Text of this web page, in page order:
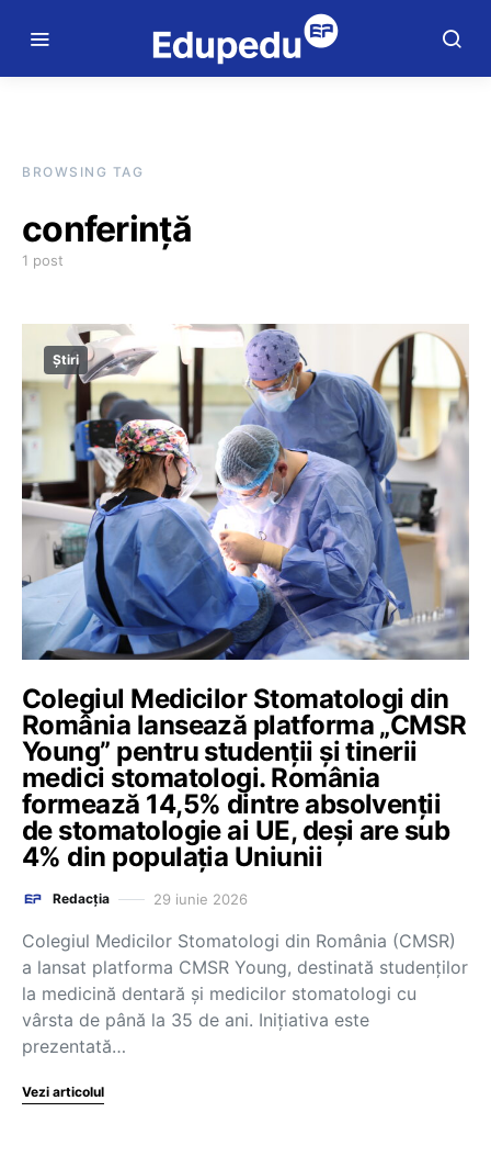
BROWSING TAG
conferință
1 post
Știri
Colegiul Medicilor Stomatologi din
România lansează platforma „CMSR
Young” pentru studenții și tinerii
medici stomatologi. România
formează 14,5% dintre absolvenții
de stomatologie ai UE, deși are sub
4% din populația Uniunii
Redacția 29 iunie 2026
Colegiul Medicilor Stomatologi din România (CMSR)
a lansat platforma CMSR Young, destinată studenților
la medicină dentară și medicilor stomatologi cu
vârsta de până la 35 de ani. Inițiativa este
prezentată…
Vezi articolul